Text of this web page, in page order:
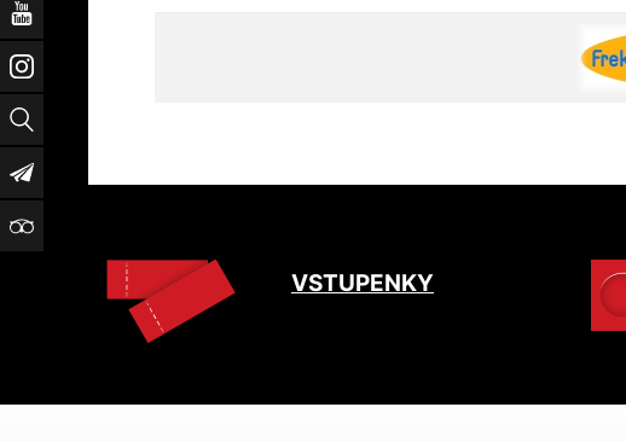
YouTube
Instagram
Vyhledat
Newsletter
TripAdvisor
VSTUPENKY